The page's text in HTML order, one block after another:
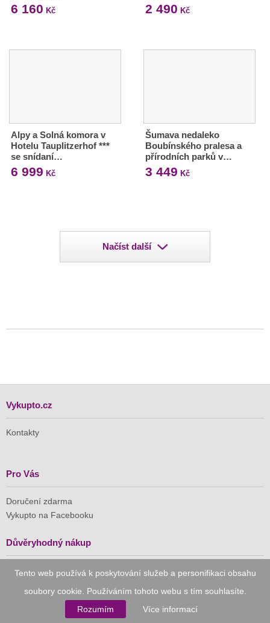
Tento web používá k poskytování služeb a personifikaci obsahu
soubory cookie. Používáním tohoto webu s tím souhlasíte.
Rozumím
Více informací
6 160 Kč 2 490 Kč
Alpy a Solná komora v
Hotelu Tauplitzerhof ***
se snídaní…
6 999 Kč
Šumava nedaleko
Boubínského pralesa a
přírodních parků v…
3 449 Kč
Načíst další
Vykupto.cz
Kontakty
Pro Vás
Doručení zdarma
Vykupto na Facebooku
Důvěryhodný nákup
Naše společnost je členem Asociace pro elektronickou